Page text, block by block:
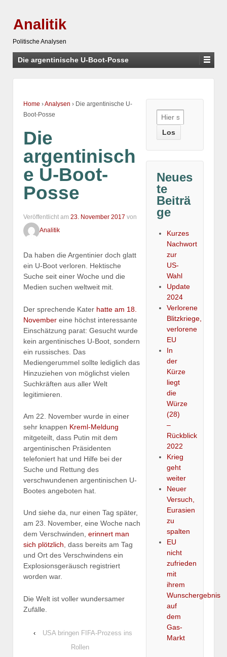
Analitik
Politische Analysen
Die argentinische U-Boot-Posse
Home ›Analysen › Die argentinische U-
Boot-Posse
Die
argentinisch
e U-Boot-
Posse
Veröffentlicht am 23. November 2017 von
Analitik
Da haben die Argentinier doch glatt
ein U-Boot verloren. Hektische
Suche seit einer Woche und die
Medien suchen weltweit mit.
Der sprechende Kater hatte am 18.
November eine höchst interessante
Einschätzung parat: Gesucht wurde
kein argentinisches U-Boot, sondern
ein russisches. Das
Mediengerummel sollte lediglich das
Hinzuziehen von möglichst vielen
Suchkräften aus aller Welt
legitimieren.
Am 22. November wurde in einer
sehr knappen Kreml-Meldung
mitgeteilt, dass Putin mit dem
argentinischen Präsidenten
telefoniert hat und Hilfe bei der
Suche und Rettung des
verschwundenen argentinischen U-
Bootes angeboten hat.
Und siehe da, nur einen Tag später,
am 23. November, eine Woche nach
dem Verschwinden, erinnert man
sich plötzlich, dass bereits am Tag
und Ort des Verschwindens ein
Explosionsgeräusch registriert
worden war.
Die Welt ist voller wundersamer
Zufälle.
‹
USA bringen FIFA-Prozess ins
Rollen
Suche
nach:
Neues
te
Beiträ
ge
Kurzes
Nachwort
zur
US-
Wahl
Update
2024
Verlorene
Blitzkriege,
verlorene
EU
In
der
Kürze
liegt
die
Würze
(28)
–
Rückblick
2022
Krieg
geht
weiter
Neuer
Versuch,
Eurasien
zu
spalten
EU
nicht
zufrieden
mit
ihrem
Wunschergebnis
auf
dem
Gas-
Markt